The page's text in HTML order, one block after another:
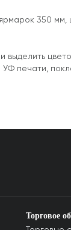
ярмарок 350
выделить
печати,
Торговое